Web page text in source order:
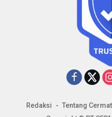
Redaksi Tentang Cermat